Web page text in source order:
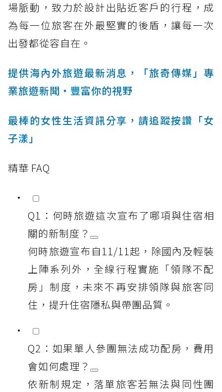
場脈動，致力於設計出貼近客戶的行程，成
為每一位旅客在外最堅實的後盾，讓每一次
出發都從容自在。
提供海內外旅遊最新消息，「旅奇傳媒」專
業旅遊新聞‧豐富你的視野
最棒的女性生活資訊分享，請追蹤按讚「女
子漾」
精華 FAQ
Q1：何時旅遊這次宣布了哪項與住宿相
關的新制度？
何時旅遊宣布自11/11起，除國內及輕裝
上陣系列外，全線行程實施「領隊不配
房」制度，未來不再安排領隊與旅客同
住，提升住宿隱私與帶團品質。
Q2：如果單人參團無法成功配房，費用
會如何處理？
依新制規定，落單旅客若無法與同性團